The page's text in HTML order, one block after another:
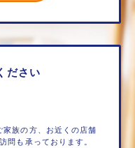
ださい
族の方、お近くの店舗
問も承っております。